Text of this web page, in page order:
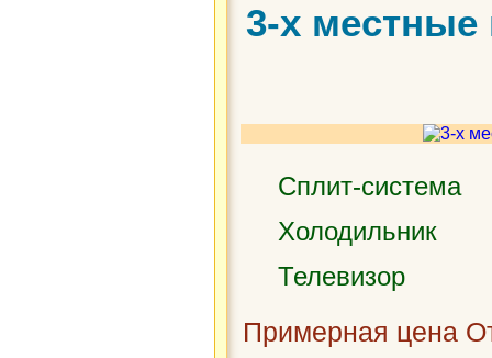
3-х
Сплит-система
Холодильник
Телевизор
Примерная цена